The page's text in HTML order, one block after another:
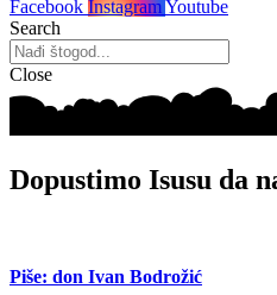
Facebook InstagramYoutube
Search
Close
Dopustimo Isusu da
Piše: don Ivan Bodrožić